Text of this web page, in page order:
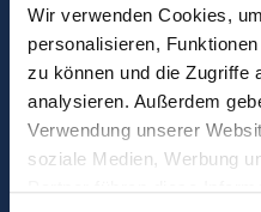
Wir verwenden Cookies,
personalisieren,
zu können und die Zugriffe
analysieren. Außerdem
Verwendung unserer
soziale Medien, Werbung
Partner führen diese
Münzen
Bestellung